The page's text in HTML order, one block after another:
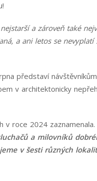
a zároveň také
a ani letos se
představí
v architektonicky
v roce 2024 zaznamenala.
a milovníků
v šesti různých